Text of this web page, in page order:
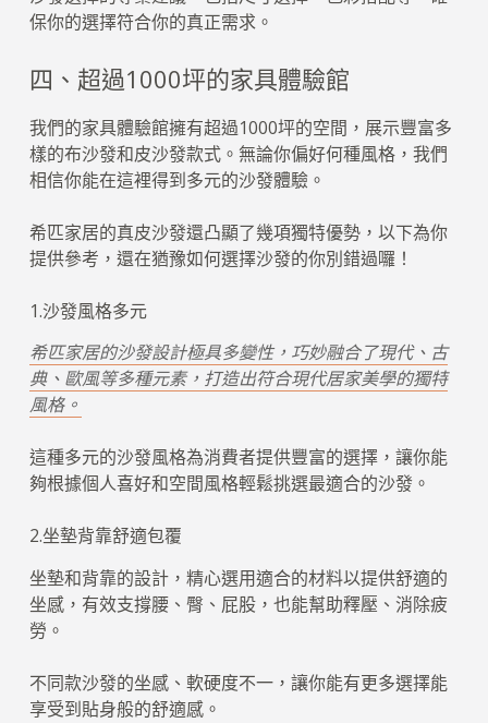
保你的選擇符合你的真正需求。
四、超過1000坪的家具體驗館
我們的家具體驗館擁有超過1000坪的空間，展示豐富多
樣的布沙發和皮沙發款式。無論你偏好何種風格，我們
相信你能在這裡得到多元的沙發體驗。
希匹家居的真皮沙發還凸顯了幾項獨特優勢，以下為你
提供參考，還在猶豫如何選擇沙發的你別錯過囉！
1.沙發風格多元
希匹家居的沙發設計極具多變性，巧妙融合了現代、古
典、歐風等多種元素，打造出符合現代居家美學的獨特
風格。
這種多元的沙發風格為消費者提供豐富的選擇，讓你能
夠根據個人喜好和空間風格輕鬆挑選最適合的沙發。
2.坐墊背靠舒適包覆
坐墊和背靠的設計，精心選用適合的材料以提供舒適的
坐感，有效支撐腰、臀、屁股，也能幫助釋壓、消除疲
勞。
不同款沙發的坐感、軟硬度不一，讓你能有更多選擇能
享受到貼身般的舒適感。